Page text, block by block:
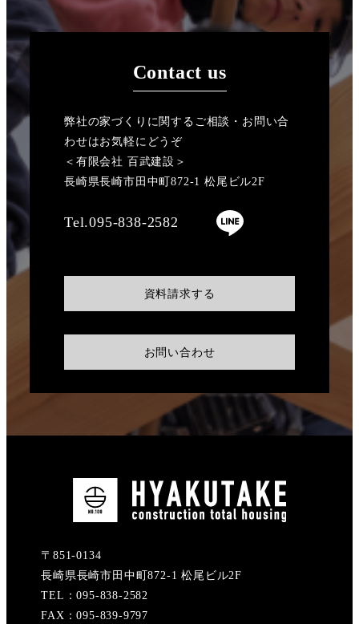
Contact us
弊社の家づくりに関するご相談・お問い合
わせはお気軽にどうぞ
＜有限会社 百武建設＞
長崎県長崎市田中町872-1 松尾ビル2F
Tel.095-838-2582
資料請求する
お問い合わせ
〒851-0134
長崎県長崎市田中町872-1 松尾ビル2F
TEL：095-838-2582
FAX：095-839-9797